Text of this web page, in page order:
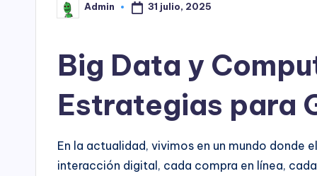
Publicado
por
Admin 31 julio, 2025
Big Data y
Estrategias para
En la actualidad, vivimos en un mundo donde
interacción digital, cada compra en línea,